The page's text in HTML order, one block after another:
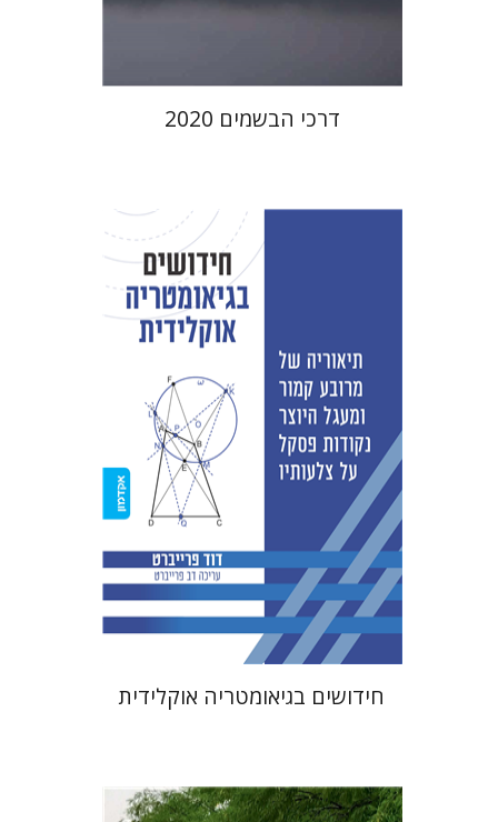
$45
דרכי הבשמים 2020
הנחת אתר ספר מודפס
$38
חידושים בגיאומטריה אוקלידית